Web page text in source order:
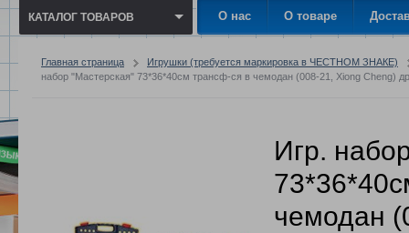
КАТАЛОГ ТОВАРОВ О нас О товаре
Главная страница
Игрушки (требуется маркировка в ЧЕСТНОМ ЗНАКЕ)
набор "Мастерская" 73*36*40см трансф-ся в чемодан (008-21, Xiong Cheng)
Игр.
чемодан